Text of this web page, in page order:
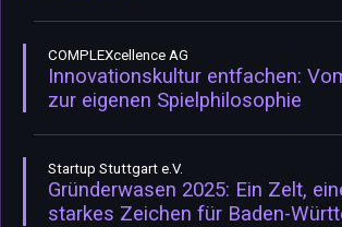
COMPLEXcellence AG
Innovationskultur entfachen:
zur eigenen Spielphilosophie
Startup Stuttgart e.V.
Gründerwasen 2025: Ein Zelt,
starkes Zeichen für Baden-